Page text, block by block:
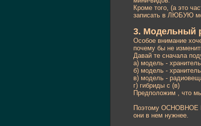
Кроме того, (а это
записать в ЛЮБУЮ
3. Модельный
Особое внимание
почему бы не
Давай те сначала
а) модель -
б) модель -
в) модель -
г) гибриды с (в)
Предположим , что
Поэтому ОСНОВНОЕ
они в нем нужнее.